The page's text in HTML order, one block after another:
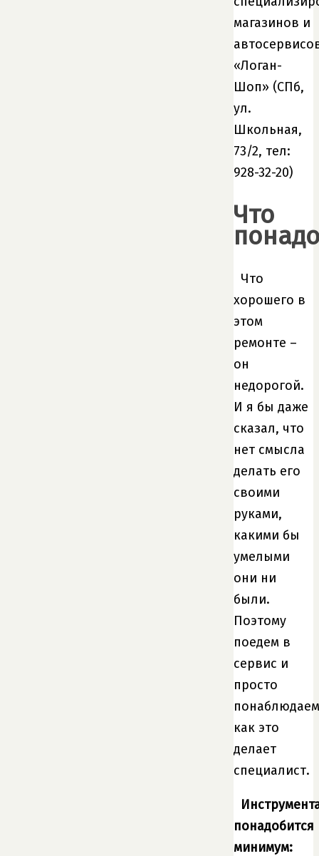
магазинов и
«Логан-
Шоп» (СПб,
ул.
Школьная,
73/2, тел:
928-32-20)
Что
Что
хорошего в
этом
ремонте –
он
недорогой.
И я бы даже
сказал, что
нет смысла
делать его
своими
руками,
какими бы
умелыми
они ни
были.
Поэтому
поедем в
сервис и
просто
как это
делает
специалист.
понадобится
минимум: